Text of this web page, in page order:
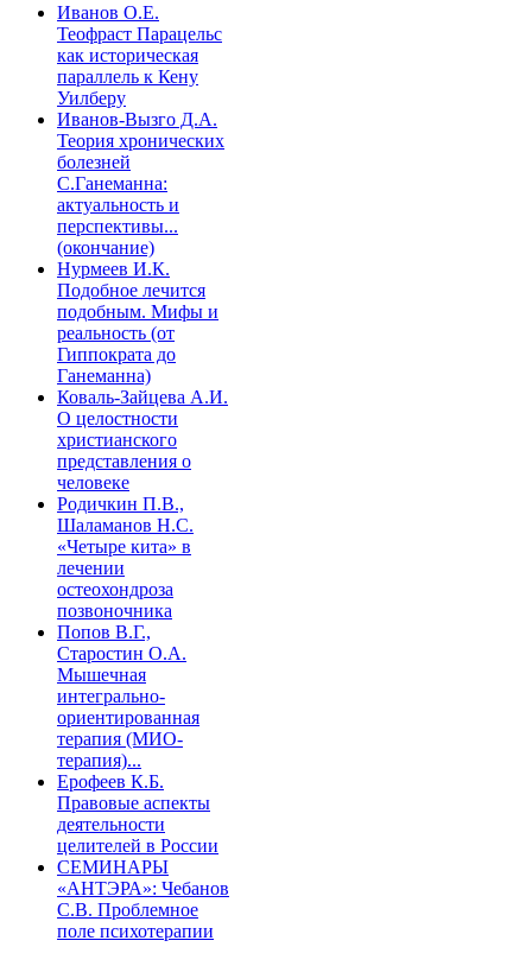
Иванов О.Е.
Теофраст Парацельс
как историческая
параллель к Кену
Уилберу
Иванов-Вызго Д.А.
Теория хронических
болезней
С.Ганеманна:
актуальность и
перспективы...
(окончание)
Нурмеев И.К.
Подобное лечится
подобным. Мифы и
реальность (от
Гиппократа до
Ганеманна)
Коваль-Зайцева А.И.
О целостности
христианского
представления о
человеке
Родичкин П.В.,
Шаламанов Н.С.
«Четыре кита» в
лечении
остеохондроза
позвоночника
Попов В.Г.,
Старостин О.А.
Мышечная
интегрально-
ориентированная
терапия (МИО-
терапия)...
Ерофеев К.Б.
Правовые аспекты
деятельности
целителей в России
СЕМИНАРЫ
«АНТЭРА»: Чебанов
С.В. Проблемное
поле психотерапии